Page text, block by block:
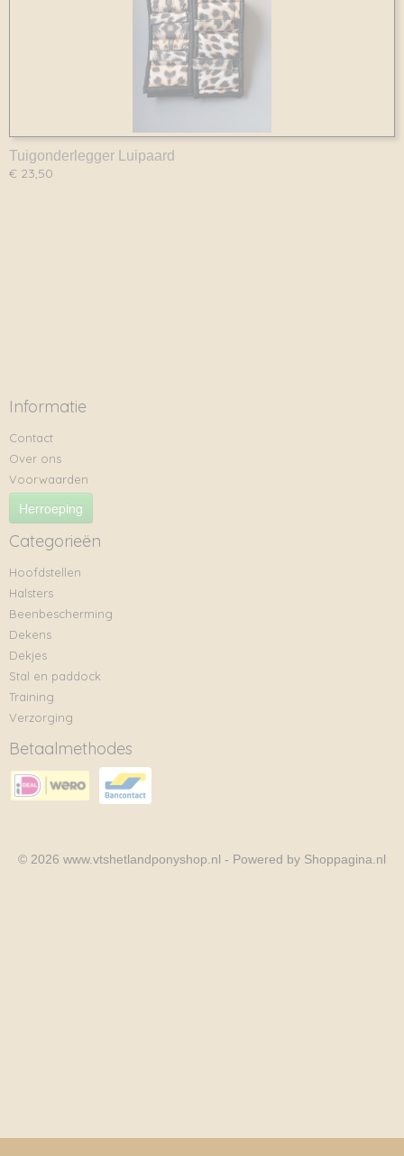
Tuigonderlegger Luipaard
€ 23,50
Informatie
Contact
Over ons
Voorwaarden
Herroeping
Categorieën
Hoofdstellen
Halsters
Beenbescherming
Dekens
Dekjes
Stal en paddock
Training
Verzorging
Betaalmethodes
© 2026 www.vtshetlandponyshop.nl - Powered by Shoppagina.nl